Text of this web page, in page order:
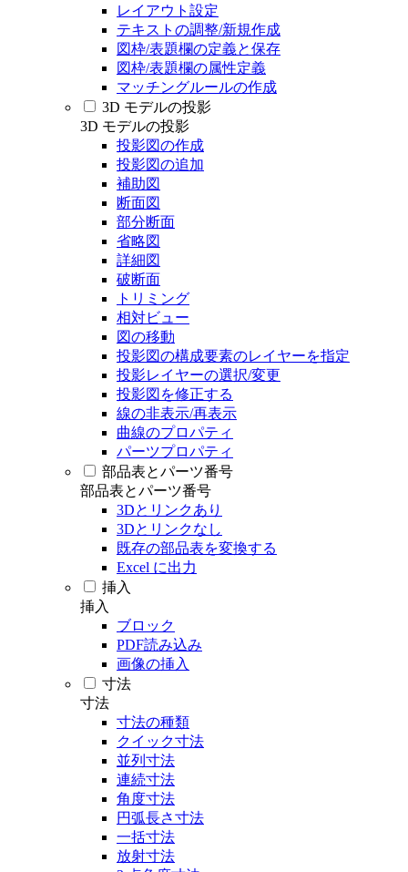
レイアウト設定
テキストの調整/新規作成
図枠/表題欄の定義と保存
図枠/表題欄の属性定義
マッチングルールの作成
3D モデルの投影
3D モデルの投影
投影図の作成
投影図の追加
補助図
断面図
部分断面
省略図
詳細図
破断面
トリミング
相対ビュー
図の移動
投影図の構成要素のレイヤーを指定
投影レイヤーの選択/変更
投影図を修正する
線の非表示/再表示
曲線のプロパティ
パーツプロパティ
部品表とパーツ番号
部品表とパーツ番号
3Dとリンクあり
3Dとリンクなし
既存の部品表を変換する
Excel に出力
挿入
挿入
ブロック
PDF読み込み
画像の挿入
寸法
寸法
寸法の種類
クイック寸法
並列寸法
連続寸法
角度寸法
円弧長さ寸法
一括寸法
放射寸法